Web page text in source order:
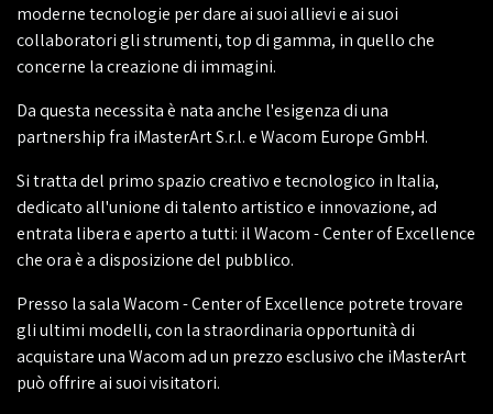
moderne tecnologie per dare ai suoi allievi e ai suoi
collaboratori gli strumenti, top di gamma, in quello che
concerne la creazione di immagini.
Da questa necessita è nata anche l'esigenza di una
partnership fra iMasterArt S.r.l. e Wacom Europe GmbH.
Si tratta del primo spazio creativo e tecnologico in Italia,
dedicato all'unione di talento artistico e innovazione, ad
entrata libera e aperto a tutti: il Wacom - Center of Excellence
che ora è a disposizione del pubblico.
Presso la sala Wacom - Center of Excellence potrete trovare
gli ultimi modelli, con la straordinaria opportunità di
acquistare una Wacom ad un prezzo esclusivo che iMasterArt
può offrire ai suoi visitatori.